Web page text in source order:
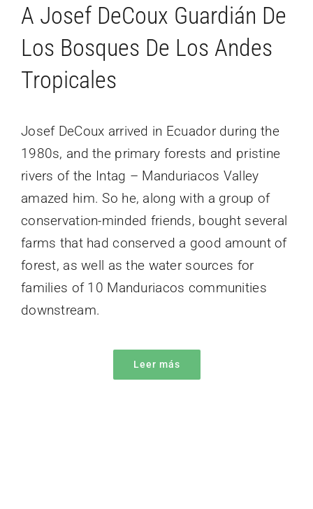
A Josef DeCoux Guardián De
Los Bosques De Los Andes
Tropicales
Josef DeCoux arrived in Ecuador during the
1980s, and the primary forests and pristine
rivers of the Intag – Manduriacos Valley
amazed him. So he, along with a group of
conservation-minded friends, bought several
farms that had conserved a good amount of
forest, as well as the water sources for
families of 10 Manduriacos communities
downstream.
Leer más